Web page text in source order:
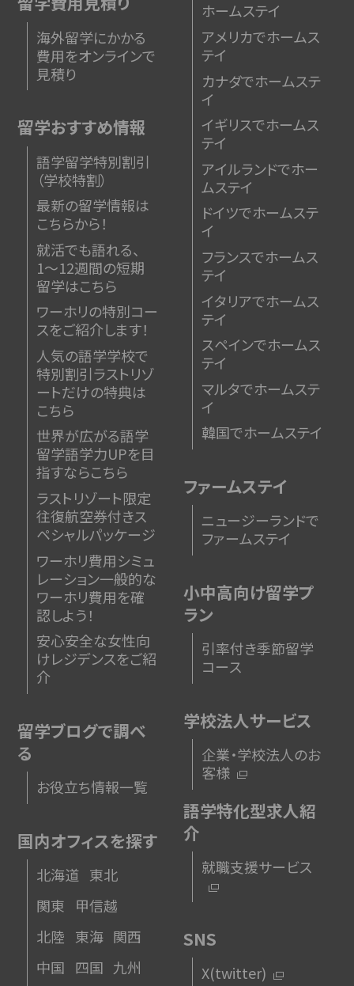
海外留学にかかる
費用をオンラインで
見積り
留学おすすめ情報
語学留学特別割引
（学校特割）
最新の留学情報は
こちらから！
就活でも語れる、
1〜12週間の短期
留学はこちら
ワーホリの特別コー
スをご紹介します！
人気の語学学校で
特別割引ラストリゾ
ートだけの特典は
こちら
世界が広がる語学
留学語学力UPを目
指すならこちら
ラストリゾート限定
往復航空券付きス
ペシャルパッケージ
ワーホリ費用シミュ
レーション一般的な
ワーホリ費用を確
認しよう！
安心安全な女性向
けレジデンスをご紹
介
留学ブログで調べ
る
お役立ち情報一覧
国内オフィスを探す
北海道 東北
関東
甲信越
北陸 東海 関西
中国 四国 九州
ホームステイ
アメリカでホームス
テイ
カナダでホームステ
イ
イギリスでホームス
テイ
アイルランドでホー
ムステイ
ドイツでホームステ
イ
フランスでホームス
テイ
イタリアでホームス
テイ
スペインでホームス
テイ
マルタでホームステ
イ
韓国でホームステイ
ファームステイ
ニュージーランドで
ファームステイ
小中高向け留学プ
ラン
引率付き季節留学
コース
学校法人サービス
企業・学校法人のお
客様
語学特化型求人紹
介
就職支援サービス
SNS
X(twitter)